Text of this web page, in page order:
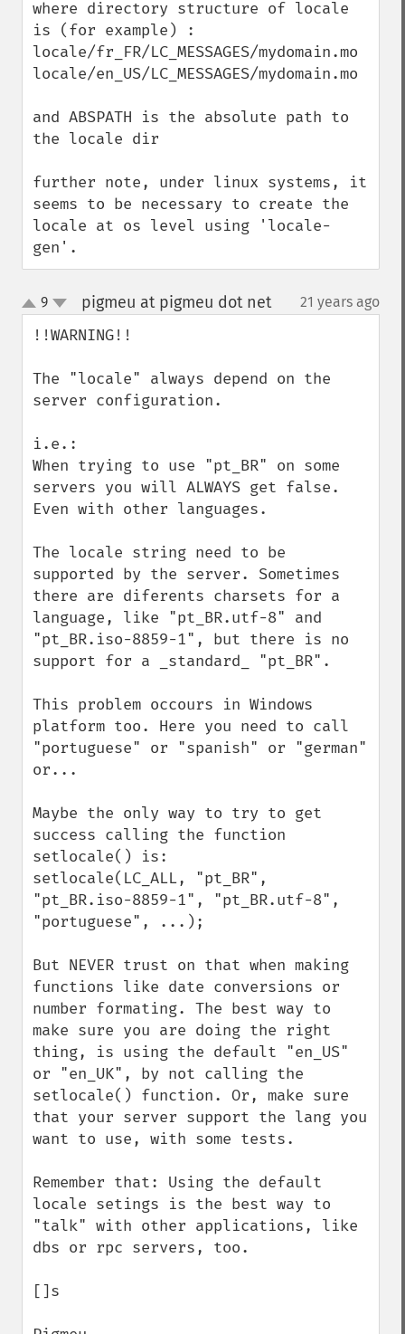
where directory structure of locale
is (for example) :
locale/fr_FR/LC_MESSAGES/mydomain.mo
locale/en_US/LC_MESSAGES/mydomain.mo
and ABSPATH is the absolute path to
the locale dir
further note, under linux systems, it
seems to be necessary to create the
locale at os level using 'locale-
gen'.
up
down
9 pigmeu at pigmeu dot net¶ 21 years ago
!!WARNING!!
The "locale" always depend on the
server configuration.
i.e.:
When trying to use "pt_BR" on some
servers you will ALWAYS get false.
Even with other languages.
The locale string need to be
supported by the server. Sometimes
there are diferents charsets for a
language, like "pt_BR.utf-8" and
"pt_BR.iso-8859-1", but there is no
support for a _standard_ "pt_BR".
This problem occours in Windows
platform too. Here you need to call
"portuguese" or "spanish" or "german"
or...
Maybe the only way to try to get
success calling the function
setlocale() is:
setlocale(LC_ALL, "pt_BR",
"pt_BR.iso-8859-1", "pt_BR.utf-8",
"portuguese", ...);
But NEVER trust on that when making
functions like date conversions or
number formating. The best way to
make sure you are doing the right
thing, is using the default "en_US"
or "en_UK", by not calling the
setlocale() function. Or, make sure
that your server support the lang you
want to use, with some tests.
Remember that: Using the default
locale setings is the best way to
"talk" with other applications, like
dbs or rpc servers, too.
[]s